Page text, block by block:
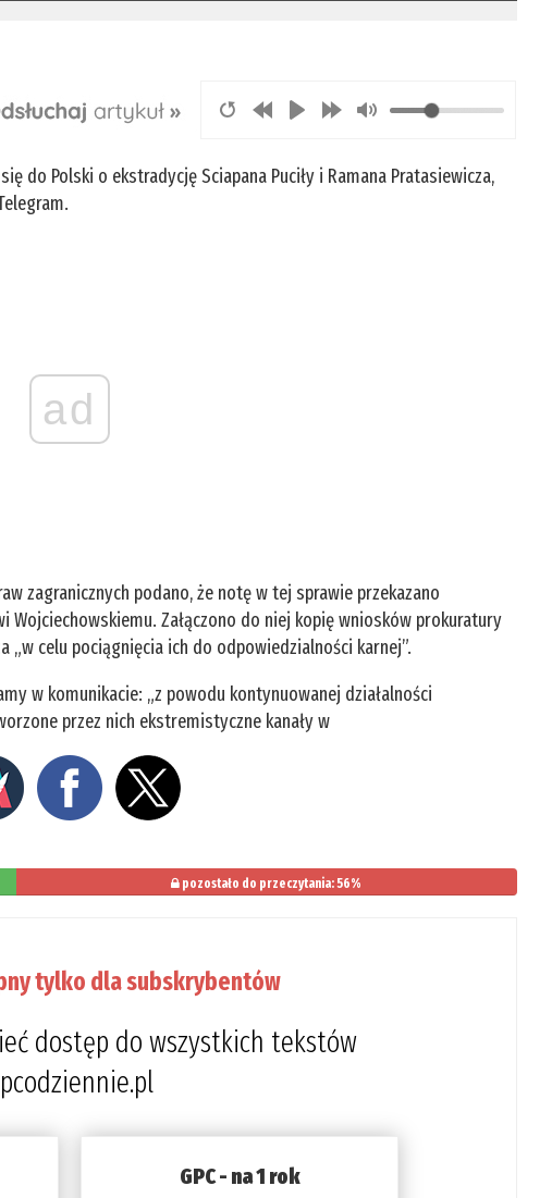
do Polski o ekstradycję Sciapana Puciły i Ramana Pratasiewicza,
ad
zagranicznych podano, że notę w tej sprawie przekazano
Wojciechowskiemu. Załączono do niej kopię wniosków prokuratury
„w celu pociągnięcia ich do odpowiedzialności karnej”.
w komunikacie: „z powodu kontynuowanej działalności
przez nich ekstremistyczne kanały w
pozostało do przeczytania: 56%
tylko dla subskrybentów
dostęp do wszystkich tekstów
GPC - na 1 rok